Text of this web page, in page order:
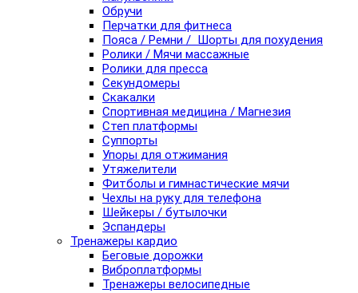
Обручи
Перчатки для фитнеса
Пояса / Ремни / Шорты для похудения
Ролики / Мячи массажные
Ролики для пресса
Секундомеры
Скакалки
Спортивная медицина / Магнезия
Степ платформы
Суппорты
Упоры для отжимания
Утяжелители
Фитболы и гимнастические мячи
Чехлы на руку для телефона
Шейкеры / бутылочки
Эспандеры
Тренажеры кардио
Беговые дорожки
Виброплатформы
Тренажеры велосипедные